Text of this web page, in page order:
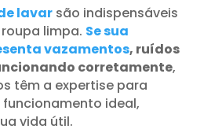
lavar são indispensáveis
limpa. Se sua
vazamentos, ruídos
corretamente,
têm a expertise para
ideal,
vida útil.